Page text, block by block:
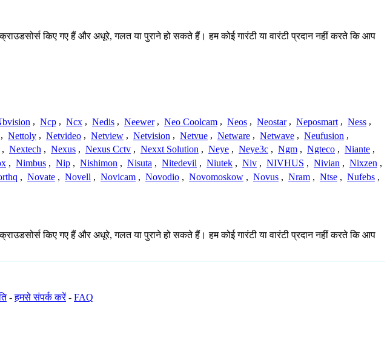
किए गए हैं और अधूरे, गलत या पुराने हो सकते हैं। हम कोई गारंटी या वारंटी प्रदान नहीं करते कि आप
, Ncp , Ncx , Nedis , Neewer , Neo Coolcam , Neos , Neostar , Neposmart , Ness ,
, Nettoly , Netvideo , Netview , Netvision , Netvue , Netware , Netwave , Neufusion ,
, Nextech , Nexus , Nexus Cctv , Nexxt Solution , Neye , Neye3c , Ngm , Ngteco , Niante ,
, Nimbus , Nip , Nishimon , Nisuta , Nitedevil , Niutek , Niv , NIVHUS , Nivian , Nixzen ,
, Novate , Novell , Novicam , Novodio , Novomoskow , Novus , Nram , Ntse , Nufebs ,
किए गए हैं और अधूरे, गलत या पुराने हो सकते हैं। हम कोई गारंटी या वारंटी प्रदान नहीं करते कि आप
-हमसे संपर्क करें- FAQ